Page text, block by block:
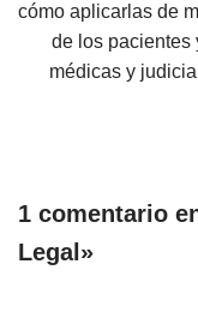
cómo aplicarlas de
de los pacientes
médicas y
1 comentario
Legal»